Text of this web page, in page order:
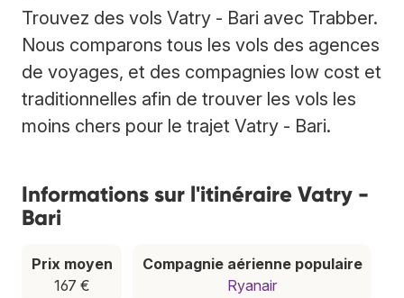
Trouvez des vols Vatry - Bari avec Trabber.
Nous comparons tous les vols des agences
de voyages, et des compagnies low cost et
traditionnelles afin de trouver les vols les
moins chers pour le trajet Vatry - Bari.
Informations sur l'itinéraire Vatry -
Bari
Prix moyen
167 €
Compagnie aérienne populaire
Ryanair